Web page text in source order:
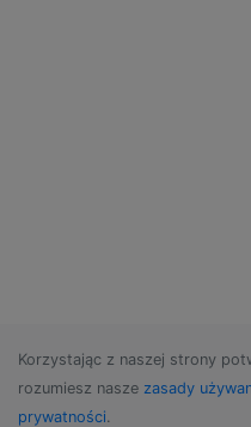
Korzystając z naszej strony
rozumiesz nasze zasady
prywatności.